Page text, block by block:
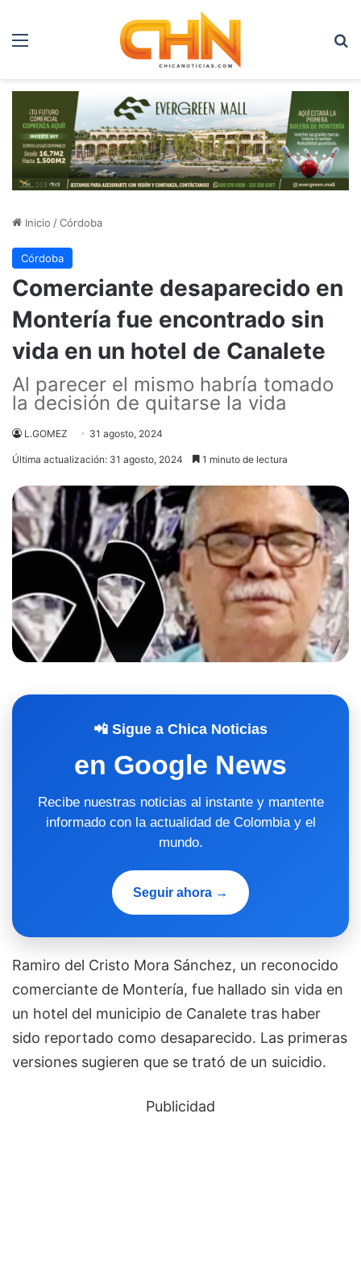
Menú
Inicio /Córdoba
Córdoba
Comerciante desaparecido en
Montería fue encontrado sin
vida en un hotel de Canalete
Al parecer el mismo habría tomado
la decisión de quitarse la vida
L.GOMEZ 31 agosto, 2024
Última actualización: 31 agosto, 2024 1 minuto de lectura
📲 Sigue a Chica Noticias
en Google News
Recibe nuestras noticias al instante y mantente
informado con la actualidad de Colombia y el
mundo.
Seguir ahora →
Ramiro del Cristo Mora Sánchez, un reconocido
comerciante de Montería, fue hallado sin vida en
un hotel del municipio de Canalete tras haber
sido reportado como desaparecido. Las primeras
versiones sugieren que se trató de un suicidio.
Publicidad